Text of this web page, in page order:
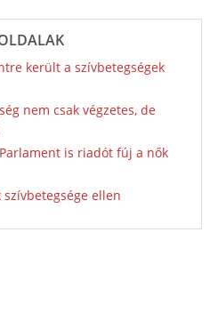
került a szívbetegségek
nem csak végzetes, de
is riadót fúj a nők
szívbetegsége ellen